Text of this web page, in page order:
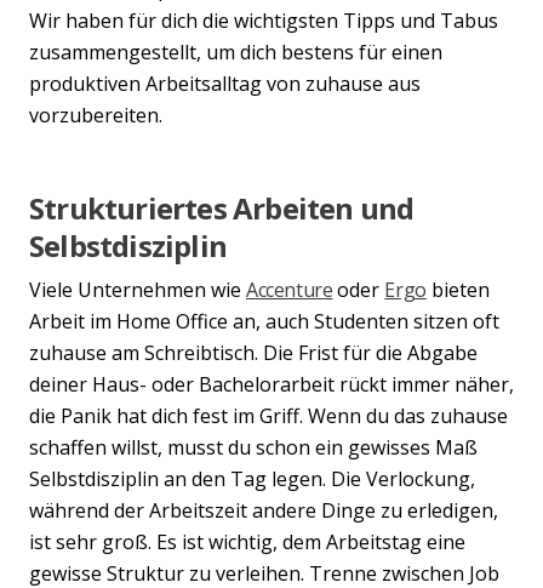
Wir haben für dich die wichtigsten Tipps und Tabus
zusammengestellt, um dich bestens für einen
produktiven Arbeitsalltag von zuhause aus
vorzubereiten.
Strukturiertes Arbeiten und
Selbstdisziplin
Viele Unternehmen wie Accentureoder Ergo bieten
Arbeit im Home Office an, auch Studenten sitzen oft
zuhause am Schreibtisch. Die Frist für die Abgabe
deiner Haus- oder Bachelorarbeit rückt immer näher,
die Panik hat dich fest im Griff. Wenn du das zuhause
schaffen willst, musst du schon ein gewisses Maß
Selbstdisziplin an den Tag legen. Die Verlockung,
während der Arbeitszeit andere Dinge zu erledigen,
ist sehr groß. Es ist wichtig, dem Arbeitstag eine
gewisse Struktur zu verleihen. Trenne zwischen Job